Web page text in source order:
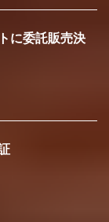
に委託販売決